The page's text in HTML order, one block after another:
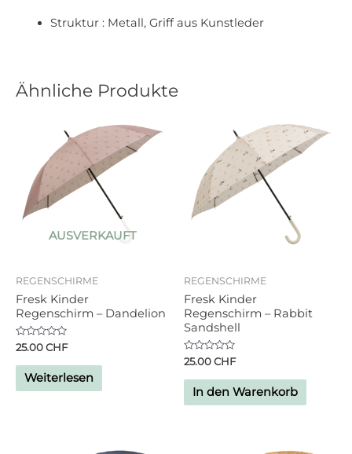
Struktur : Metall, Griff aus Kunstleder
Ähnliche Produkte
AUSVERKAUFT
REGENSCHIRME
Fresk Kinder
Regenschirm – Dandelion
Bewertet
0
von
25.00CHF
Weiterlesen
REGENSCHIRME
Fresk Kinder
Regenschirm – Rabbit
Sandshell
Bewertet
0
von
25.00CHF
In den Warenkorb